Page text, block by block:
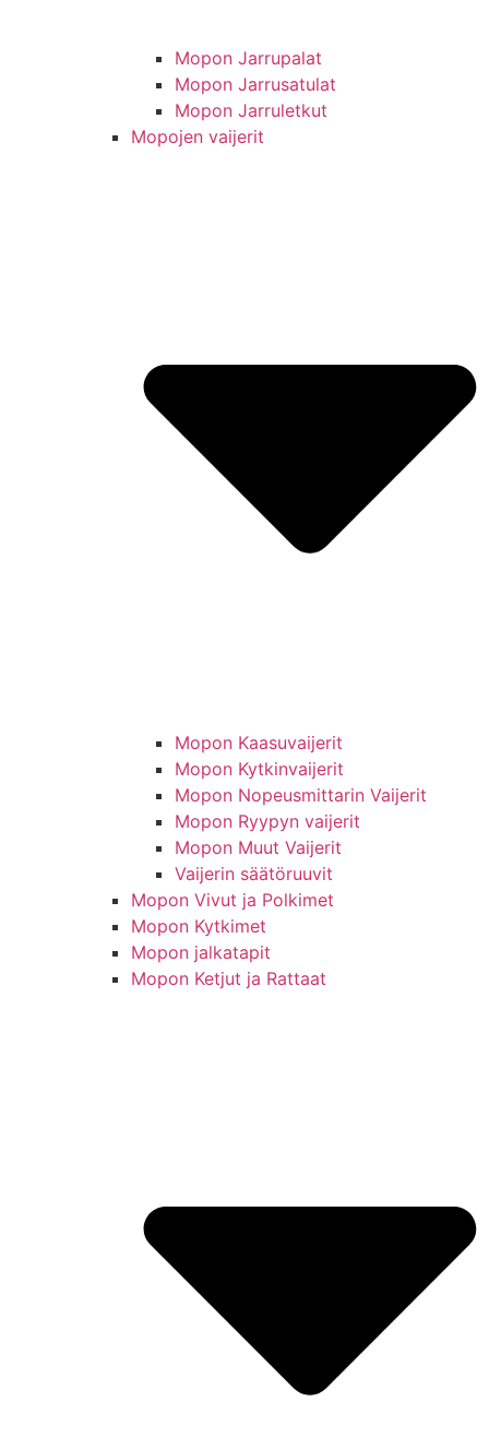
Mopon Jarrupalat
Mopon Jarrusatulat
Mopon Jarruletkut
Mopojen vaijerit
Mopon Kaasuvaijerit
Mopon Kytkinvaijerit
Mopon Nopeusmittarin Vaijerit
Mopon Ryypyn vaijerit
Mopon Muut Vaijerit
Vaijerin säätöruuvit
Mopon Vivut ja Polkimet
Mopon Kytkimet
Mopon jalkatapit
Mopon Ketjut ja Rattaat